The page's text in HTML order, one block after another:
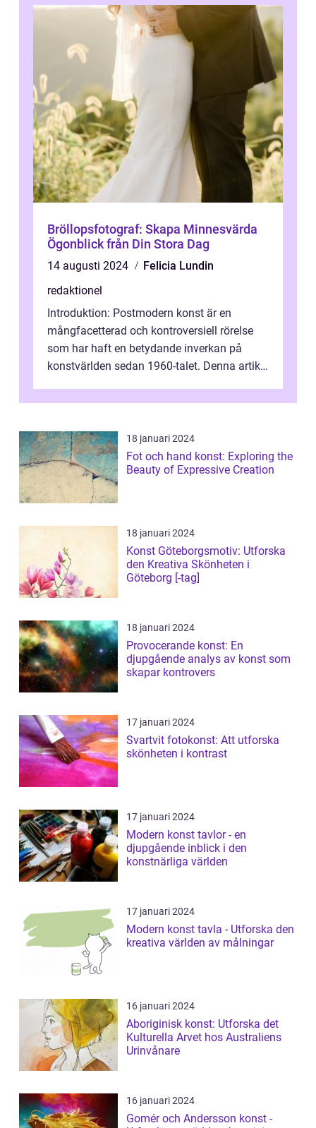
Bröllopsfotograf: Skapa Minnesvärda
Ögonblick från Din Stora Dag
14 augusti 2024
Felicia Lundin
redaktionel
Introduktion: Postmodern konst är en
mångfacetterad och kontroversiell rörelse
som har haft en betydande inverkan på
konstvärlden sedan 1960-talet. Denna artikel
18 januari 2024
Fot och hand konst: Exploring the
Beauty of Expressive Creation
18 januari 2024
Konst Göteborgsmotiv: Utforska
den Kreativa Skönheten i
Göteborg [-tag]
18 januari 2024
Provocerande konst: En
djupgående analys av konst som
skapar kontrovers
17 januari 2024
Svartvit fotokonst: Att utforska
skönheten i kontrast
17 januari 2024
Modern konst tavlor - en
djupgående inblick i den
konstnärliga världen
17 januari 2024
Modern konst tavla - Utforska den
kreativa världen av målningar
16 januari 2024
Aboriginisk konst: Utforska det
Kulturella Arvet hos Australiens
Urinvånare
16 januari 2024
Gomér och Andersson konst -